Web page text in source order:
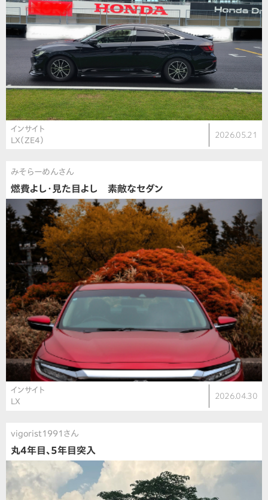
インサイト
LX（ZE4）
2026.05.21
みそらーめんさん
燃費よし・見た目よし 素敵なセダン
インサイト
LX
2026.04.30
vigorist1991さん
丸4年目、5年目突入